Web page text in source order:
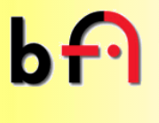
direkt
Textinhalt